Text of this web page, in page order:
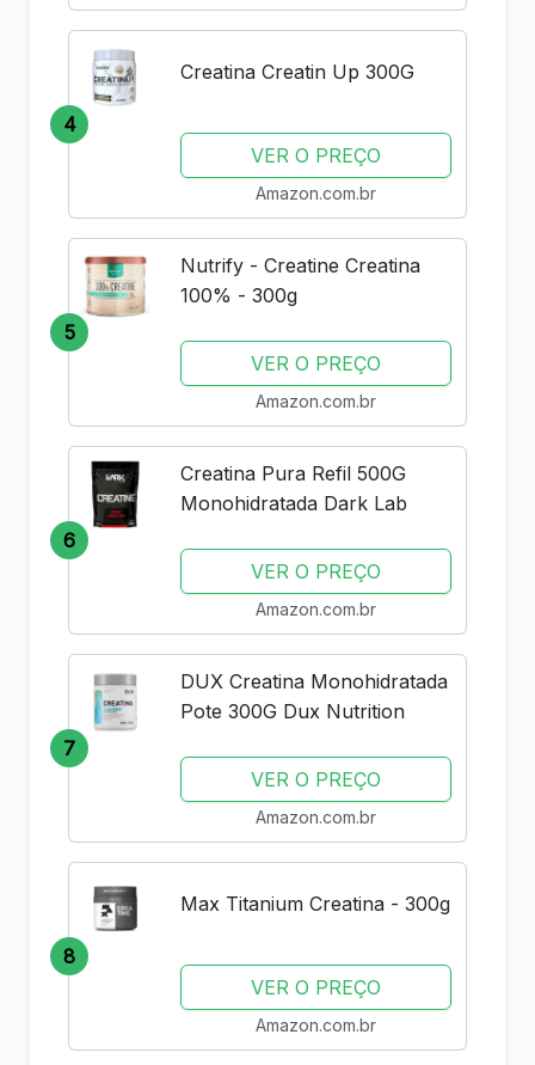
4
Creatina Creatin Up 300G
VER O PREÇO
Amazon.com.br
5
Nutrify - Creatine Creatina
100% - 300g
VER O PREÇO
Amazon.com.br
6
Creatina Pura Refil 500G
Monohidratada Dark Lab
VER O PREÇO
Amazon.com.br
7
DUX Creatina Monohidratada
Pote 300G Dux Nutrition
VER O PREÇO
Amazon.com.br
8
Max Titanium Creatina - 300g
VER O PREÇO
Amazon.com.br